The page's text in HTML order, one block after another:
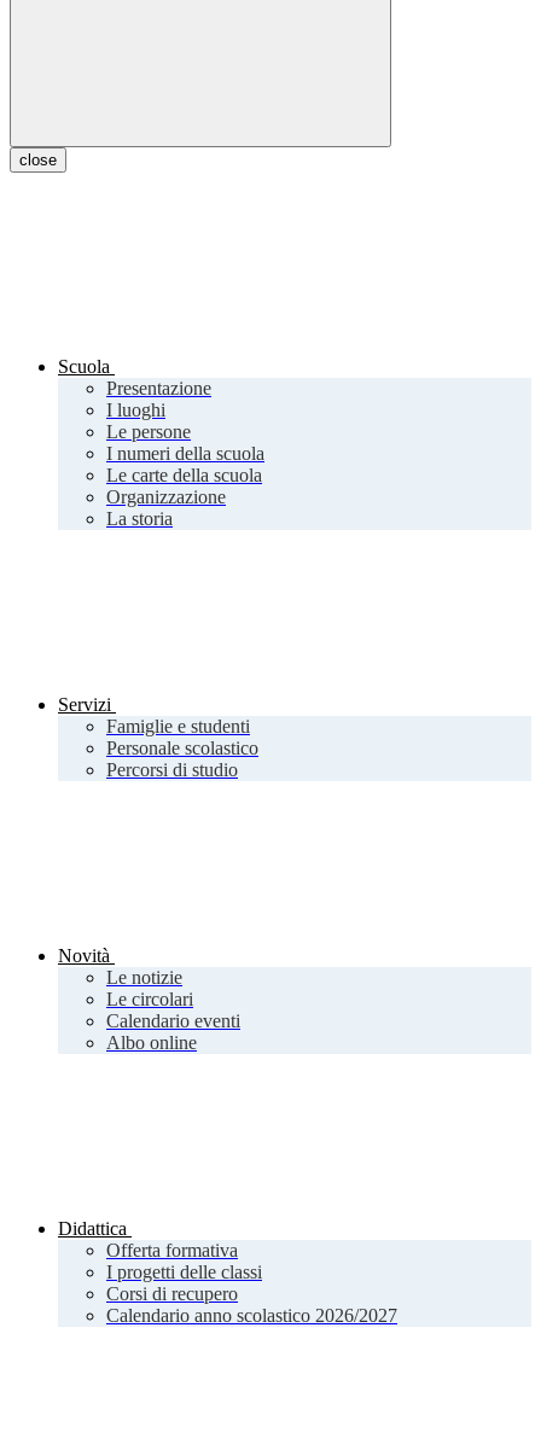
close
Scuola
Presentazione
I luoghi
Le persone
I numeri della scuola
Le carte della scuola
Organizzazione
La storia
Servizi
Famiglie e studenti
Personale scolastico
Percorsi di studio
Novità
Le notizie
Le circolari
Calendario eventi
Albo online
Didattica
Offerta formativa
I progetti delle classi
Corsi di recupero
Calendario anno scolastico 2026/2027